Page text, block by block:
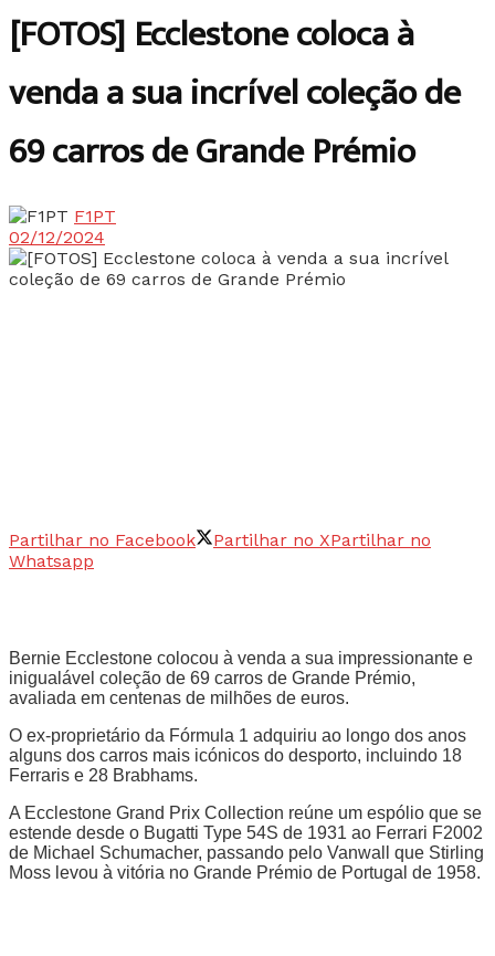
[FOTOS] Ecclestone coloca à
venda a sua incrível coleção de
69 carros de Grande Prémio
F1PT
02/12/2024
Partilhar no Facebook Partilhar no XPartilhar no
Whatsapp
Bernie Ecclestone colocou à venda a sua impressionante e
inigualável coleção de 69 carros de Grande Prémio,
avaliada em centenas de milhões de euros.
O ex-proprietário da Fórmula 1 adquiriu ao longo dos anos
alguns dos carros mais icónicos do desporto, incluindo 18
Ferraris e 28 Brabhams.
A Ecclestone Grand Prix Collection reúne um espólio que se
estende desde o Bugatti Type 54S de 1931 ao Ferrari F2002
de Michael Schumacher, passando pelo Vanwall que Stirling
Moss levou à vitória no Grande Prémio de Portugal de 1958.